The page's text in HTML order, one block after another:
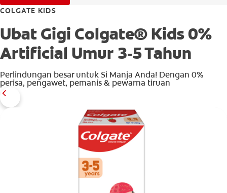
COLGATE KIDS
Ubat Gigi Colgate® Kids 0%
Artificial Umur 3-5 Tahun
Perlindungan besar untuk Si Manja Anda! Dengan 0%
perisa, pengawet, pemanis & pewarna tiruan